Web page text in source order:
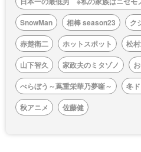
SnowMan
相棒 season23
ク
赤楚衛二
ホットスポット 松
山下智久
家政夫のミタゾノ
べらぼう～蔦重栄華乃夢噺～
冬
秋アニメ
佐藤健